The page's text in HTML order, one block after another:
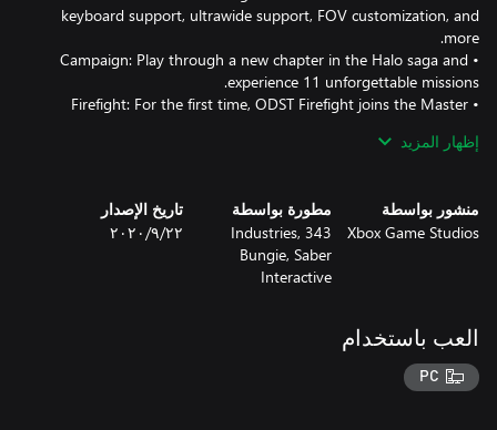
keyboard support, ultrawide support, FOV customization, and
• Campaign: Play through a new chapter in the Halo saga and
• Firefight: For the first time, ODST Firefight joins the Master
supports up to 4-player co-op and features both online
• Theater: Utilize the Theater to capture and share your favorite
minimum specs to achieve performance metrics
إظهار المزيد
منشور بواسطة
Xbox Game Studios
مطورة بواسطة
343 Industries,
Bungie, Saber
Interactive
تاريخ الإصدار
٢٢‏/٩‏/٢٠٢٠
العب باستخدام
PC